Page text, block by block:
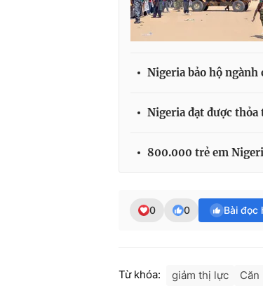
Nigeria bảo hộ
Nigeria đạt được thỏa
800.000 trẻ em
0 0 Bài đọc
Từ khóa: giảm thị lực Căn